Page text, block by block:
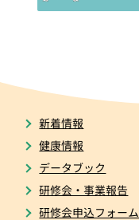
新着情報
健康情報
データブック
研修会・事業報告
研修会申込フォーム